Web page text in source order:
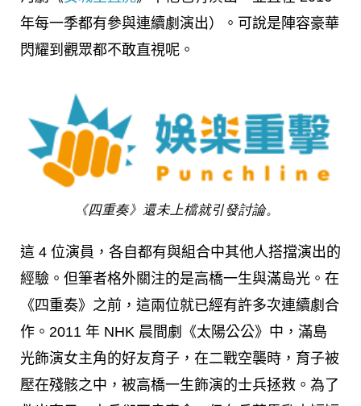
年每一季都有參與連續劇演出）。可說是陣容豪華
閃耀到觀眾都不敢直視呢。
《四重奏》還未上檔就引發討論。
這 4 位演員，各自都有與組合中其他人搭擋演出的
經驗。但筆者格外關注的是高橋一生與滿島光。在
《四重奏》之前，這兩位就已經有許多次連續劇合
作。2011 年 NHK 晨間劇《太陽公公》中，滿島
光飾演女主角的好友育子，在二戰空襲時，育子被
壓在殘骸之中，被高橋一生飾演的士兵拯救。為了